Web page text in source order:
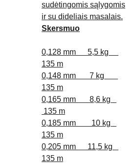
sudėtingomis sąlygomis
ir su dideliais masalais.
Skersmuo
0,128 mm 5,5 kg
135 m
0,148 mm 7 kg
135 m
0,165 mm 8,6 kg
135 m
0,185 mm 10 kg
135 m
0,205 mm 11,5 kg
135 m